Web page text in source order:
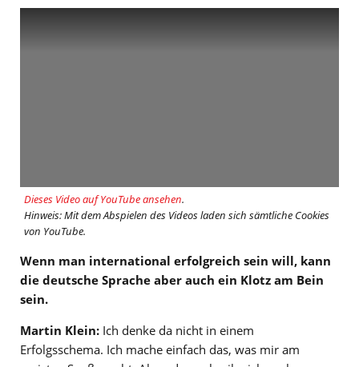
Dieses Video auf YouTube ansehen.
Hinweis: Mit dem Abspielen des Videos laden sich sämtliche Cookies
von YouTube.
Wenn man international erfolgreich sein will, kann
die deutsche Sprache aber auch ein Klotz am Bein
sein.
Martin Klein: Ich denke da nicht in einem
Erfolgsschema. Ich mache einfach das, was mir am